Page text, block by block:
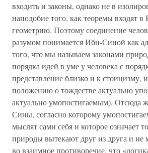
входить и законы, однако не в
наподобие того, как теоремы входят в
геометрию. Поэтому соединение
разумом понимается Ибн-Синой как
того, что мы называем законами
порядка идей в уме у человека с
представление близко и к стоицизму,
положению о тождестве актуально
актуально умопостигаемым). Отсюда
Сины, согласно которому
мыслят сами себя и которое означает
природы вытекают друг из друга и не
во взаимное противоречие, что